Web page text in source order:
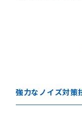
強力なノイズ対策